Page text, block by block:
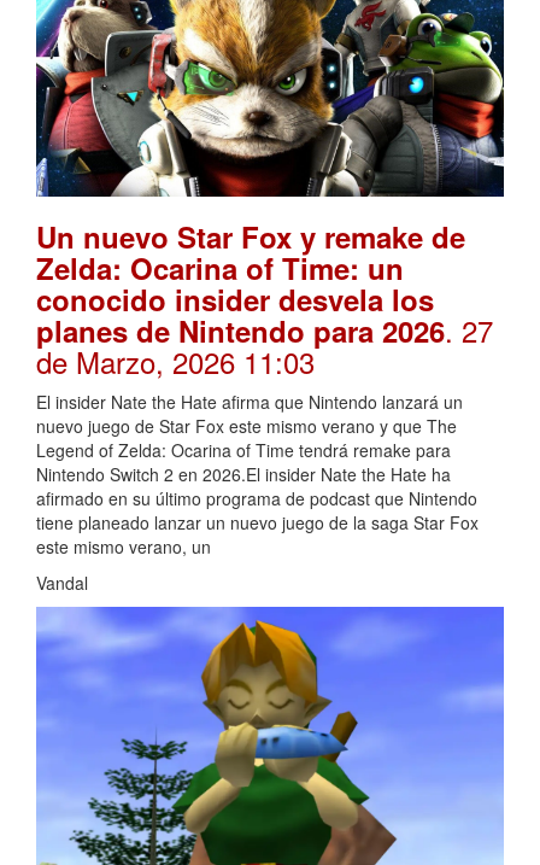
Un nuevo Star Fox y remake de
Zelda: Ocarina of Time: un
conocido insider desvela los
planes de Nintendo para 2026. 27
de Marzo, 2026 11:03
El insider Nate the Hate afirma que Nintendo lanzará un
nuevo juego de Star Fox este mismo verano y que The
Legend of Zelda: Ocarina of Time tendrá remake para
Nintendo Switch 2 en 2026.El insider Nate the Hate ha
afirmado en su último programa de podcast que Nintendo
tiene planeado lanzar un nuevo juego de la saga Star Fox
este mismo verano, un
Vandal